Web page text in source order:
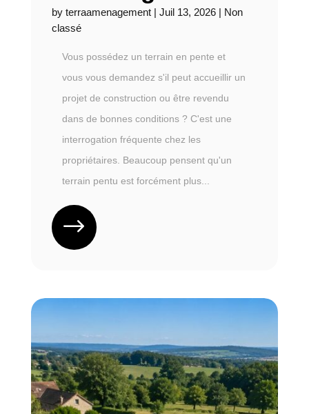
by terraamenagement| Juil 13, 2026| Non
classé
Vous possédez un terrain en pente et
vous vous demandez s'il peut accueillir un
projet de construction ou être revendu
dans de bonnes conditions ? C'est une
interrogation fréquente chez les
propriétaires. Beaucoup pensent qu'un
terrain pentu est forcément plus...